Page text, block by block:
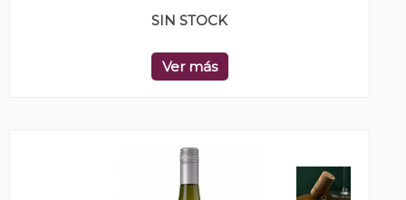
SIN STOCK
Ver más